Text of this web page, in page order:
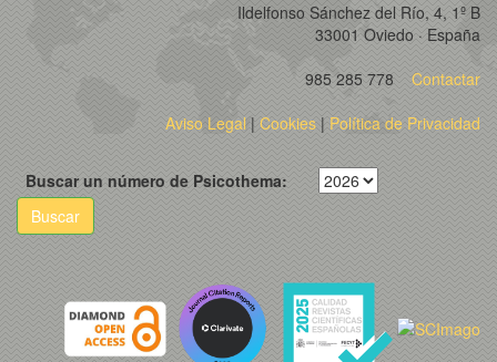
Ildelfonso Sánchez del Río, 4, 1º B
33001 Oviedo · España
985 285 778
Contactar
Aviso Legal| Cookies | Política de Privacidad
Buscar un número de Psicothema:
Buscar